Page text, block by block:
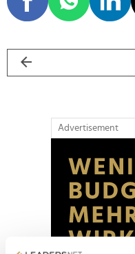
Advertisement